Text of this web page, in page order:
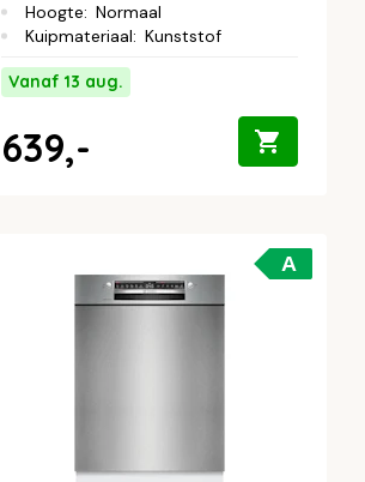
Hoogte: Normaal
Kuipmateriaal: Kunststof
Vanaf 13 aug.
639,-
A